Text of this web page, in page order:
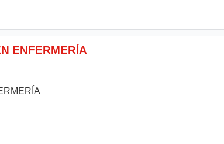
ENFERMERÍA